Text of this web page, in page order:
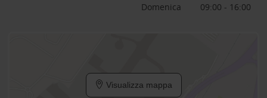
Domenica
09:00 - 16:00
Visualizza mappa